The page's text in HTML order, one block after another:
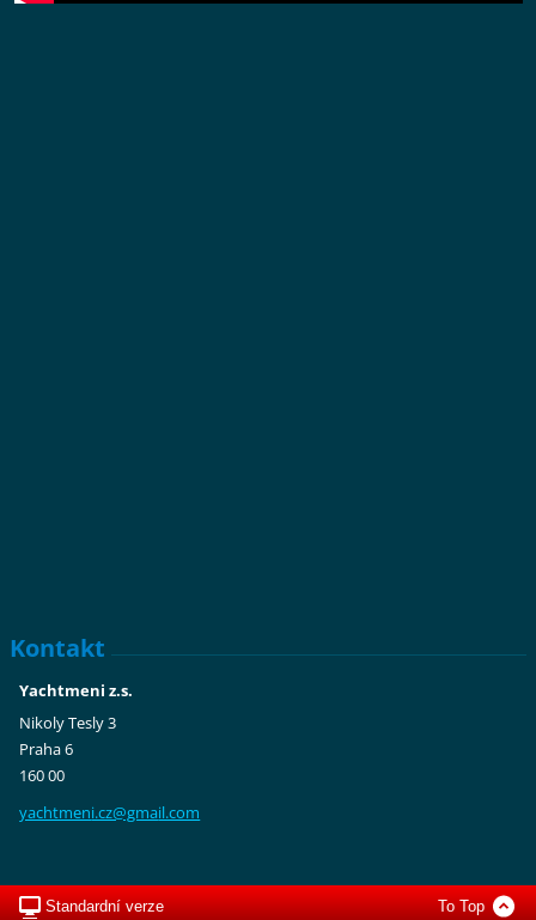
Kontakt
Yachtmeni z.s.
Nikoly Tesly 3
Praha 6
160 00
yachtmeni.cz@gmail.com
Standardní verze To Top